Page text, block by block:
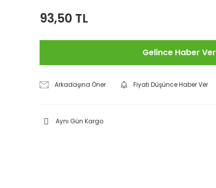
93,50 TL
Gelince Haber Ver
Arkadaşına Öner Fiyatı Düşünce Haber Ver
Aynı Gün Kargo